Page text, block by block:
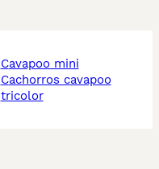
cavapoo mini
cachorros cavapoo
tricolor